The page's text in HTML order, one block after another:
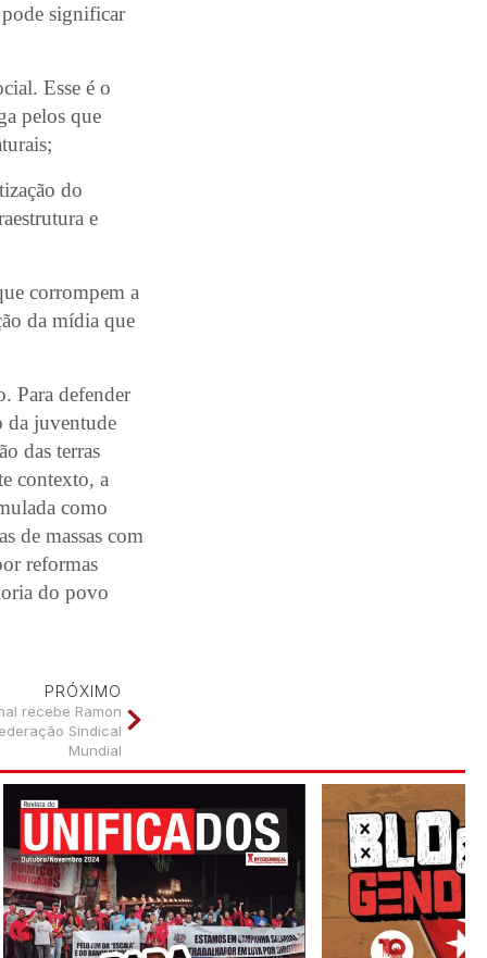
significar
Esse é o
pelos que
do
e
corrompem a
da mídia que
Para defender
da juventude
das terras
contexto, a
como
de massas com
reformas
do povo
PRÓXIMO
recebe Ramon
Sindical
Mundial